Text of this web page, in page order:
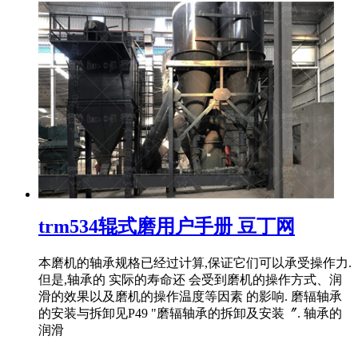
trm534辊式磨用户手册 豆丁网
本磨机的轴承规格已经过计算,保证它们可以承受操作力.
但是,轴承的 实际的寿命还 会受到磨机的操作方式、润
滑的效果以及磨机的操作温度等因素 的影响. 磨辐轴承
的安装与拆卸见P49 "磨辐轴承的拆卸及安装〞. 轴承的
润滑